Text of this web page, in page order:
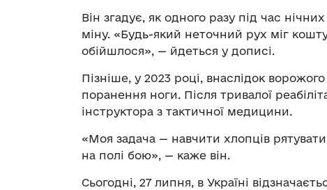
Він згадує, як одного разу під час
міну. «Будь-який неточний рух міг
обійшлося», — йдеться у дописі.
Пізніше, у 2023 році, внаслідок
поранення ноги. Після тривалої
інструктора з тактичної медицини.
«Моя задача — навчити хлопців
на полі бою», — каже він.
Сьогодні, 27 липня, в Україні